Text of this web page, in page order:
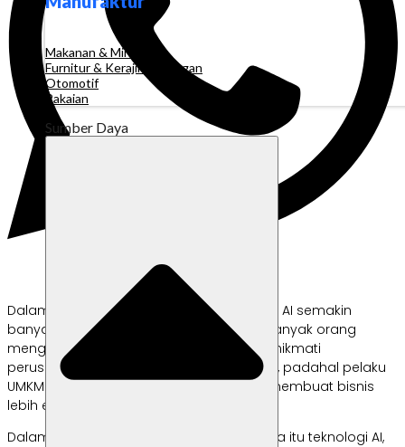
Makanan & Minuman
Furnitur & Kerajinan Tangan
Otomotif
Pakaian
Sumber Daya
Dalam beberapa tahun terakhir, teknologi AI semakin
banyak diperbincangkan. Sebelumnya, banyak orang
mengira kalau teknologi ini hanya bisa dinikmati
perusahaan besar atau startup teknologi, padahal pelaku
UMKM pun bisa memanfaatkan AI untuk membuat bisnis
lebih efisien, cepat, dan hemat biaya.
Dalam artikel ini, kita akan membahas apa itu teknologi AI,